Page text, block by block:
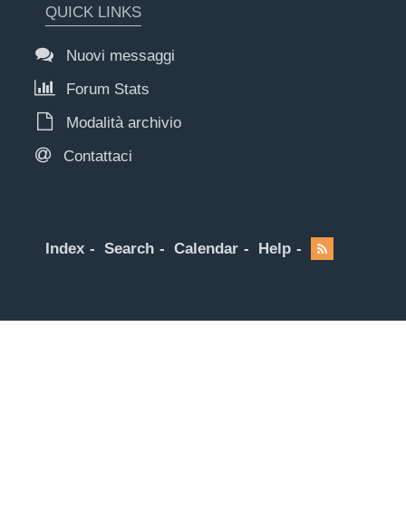
QUICK LINKS
Nuovi messaggi
Forum Stats
Modalità archivio
Contattaci
Index Search Calendar Help